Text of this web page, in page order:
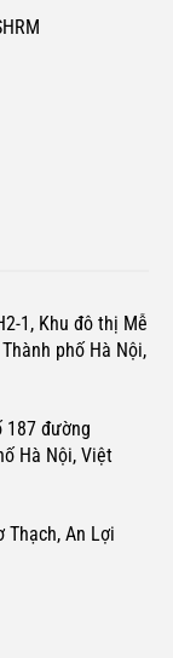
1, Khu đô thị Mễ
phố Hà Nội,
187 đường
Hà Nội, Việt
Thạch, An Lợi